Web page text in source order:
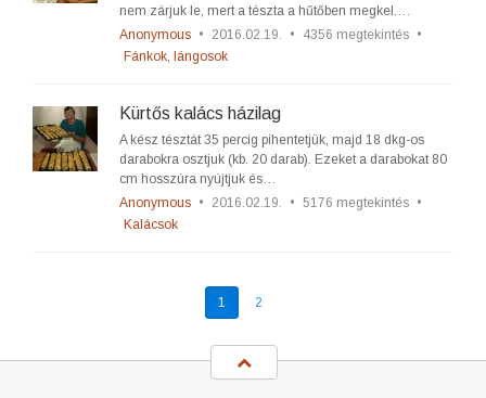
nem zárjuk le, mert a tészta a hűtőben megkel.…
Anonymous • 2016.02.19. • 4356 megtekintés •
Fánkok, lángosok
Kürtős kalács házilag
A kész tésztát 35 percig pihentetjük, majd 18 dkg-os
darabokra osztjuk (kb. 20 darab). Ezeket a darabokat 80
cm hosszúra nyújtjuk és…
Anonymous • 2016.02.19. • 5176 megtekintés •
Kalácsok
1 2